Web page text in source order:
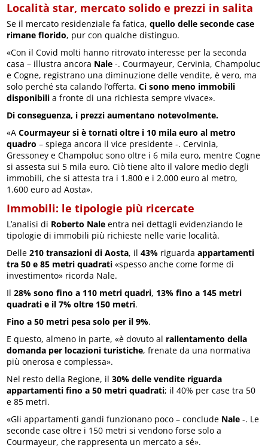
Località star, mercato solido e prezzi in salita
Se il mercato residenziale fa fatica,quello delle seconde case
rimane florido, pur con qualche distinguo.
«Con il Covid molti hanno ritrovato interesse per la seconda
casa – illustra ancora Nale -. Courmayeur, Cervinia, Champoluc
e Cogne, registrano una diminuzione delle vendite, è vero, ma
solo perché sta calando l’offerta.Ci sono meno immobili
disponibili a fronte di una richiesta sempre vivace».
Di conseguenza, i prezzi aumentano notevolmente.
«ACourmayeur si è tornati oltre i 10 mila euro al metro
quadro – spiega ancora il vice presidente -. Cervinia,
Gressoney e Champoluc sono oltre i 6 mila euro, mentre Cogne
si assesta sui 5 mila euro. Ciò tiene alto il valore medio degli
immobili, che si attesta tra i 1.800 e i 2.000 euro al metro,
1.600 euro ad Aosta».
Immobili: le tipologie più ricercate
L’analisi di Roberto Nale entra nei dettagli evidenziando le
tipologie di immobili più richieste nelle varie località.
Delle210 transazioni di Aosta, il43% riguardaappartamenti
tra 50 e 85 metri quadrati «spesso anche come forme di
investimento» ricorda Nale.
Il28% sono fino a 110 metri quadri, 13% fino a 145 metri
quadrati e il 7% oltre 150 metri.
Fino a 50 metri pesa solo per il 9%.
E questo, almeno in parte, «è dovuto al rallentamento della
domanda per locazioni turistiche, frenate da una normativa
più onerosa e complessa».
Nel resto della Regione, il30% delle vendite riguarda
appartamenti fino a 50 metri quadrati; il 40% per case tra 50
e 85 metri.
«Gli appartamenti gandi funzionano poco – conclude Nale -. Le
seconde case oltre i 150 metri si vendono forse solo a
Courmayeur, che rappresenta un mercato a sé».